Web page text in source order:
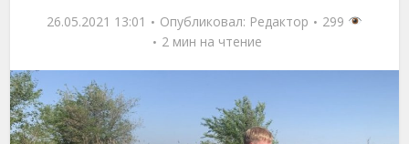
26.05.2021 13:01 Опубликовал: Редактор
299
2 мин на чтение